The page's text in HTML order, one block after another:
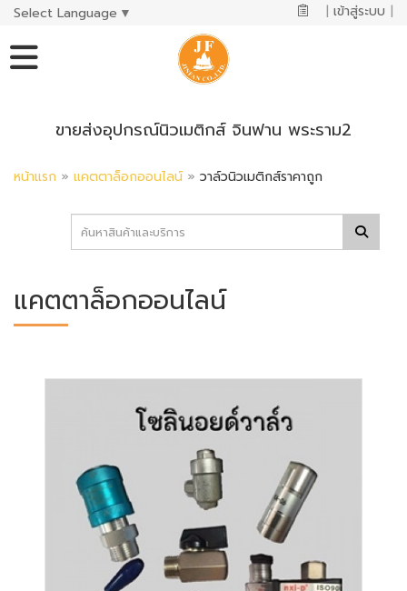
Select Language ▼ | เข้าสู่ระบบ |
ขายส่งอุปกรณ์นิวเมติกส์ จินฟาน พระราม2
หน้าแรก » แคตตาล็อกออนไลน์ » วาล์วนิวเมติกส์ราคาถูก
แคตตาล็อกออนไลน์